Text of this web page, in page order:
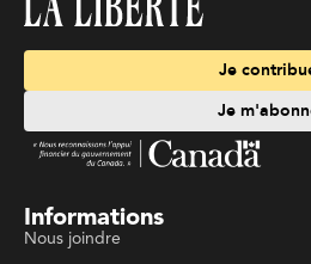
Je
Je
Informations
Nous joindre